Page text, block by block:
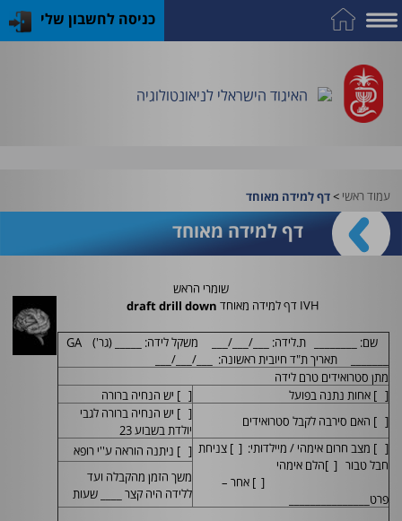
כניסה לחשבון שלי
האיגוד הישראלי לניאונטולוגיה
על
האיגוד
פרסומי
האיגוד
התמחות
במקצוע
כח
אדם
וציוד
כלים
שימושיים
כנס
האיגוד
עמוד ראשי>דף למידה מאוחד
דף למידה מאוחד
שומרי הראש
IVHדף למידה מאוחד draft drill down
שם: ________ ת.לידה: ___/___/___ משקל לידה: _____ (גר')GA
_______ תאריך ת"ד חיובית ראשונה: ___/___/___
מתן סטרואידים טרם לידה
[ ] אחות נתנה בפועל
[ ] יש הנחיה ברורה
[ ] האם סירבה לקבל סטרואידים
[ ] יש הנחיה ברורה לגבי
יולדת בשבוע 23
[ ] מצב חרום אימהי / מיילדותי: [ ] צניחת
חבל טבור [ ]הלם אימהי
[ ] אחר –
פרט_______________
[ ] ניתנה הוראה ע''י רופא
משך הזמן מהקבלה ועד
ללידה היה קצר ____ שעות